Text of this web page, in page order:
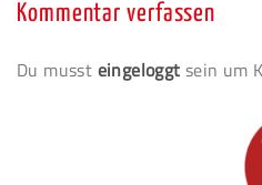
Kommentar verfassen
Du musst eingeloggt sein um